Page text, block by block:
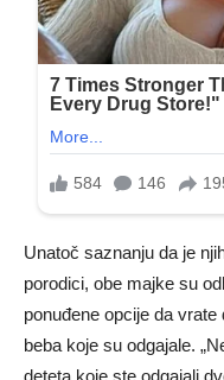
Unatoč saznanju da je
porodici, obe majke su
ponuđene opcije da
beba koje su odgajale.
deteta koje ste odgajali